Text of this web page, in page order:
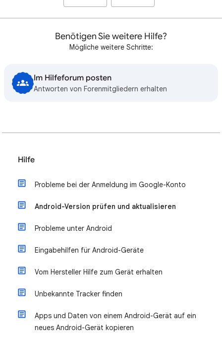
Benötigen Sie weitere Hilfe?
Mögliche weitere Schritte:
Im Hilfeforum posten
Antworten von Forenmitgliedern erhalten
Hilfe
Probleme bei der Anmeldung im Google-Konto
Android-Version prüfen und aktualisieren
Probleme unter Android
Eingabehilfen für Android-Geräte
Vom Hersteller Hilfe zum Gerät erhalten
Unbekannte Tracker finden
Apps und Daten von einem Android-Gerät auf ein
neues Android-Gerät kopieren